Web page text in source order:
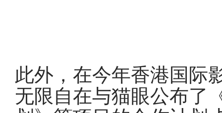
此外，在今年香港国际
无限自在与猫眼公布了